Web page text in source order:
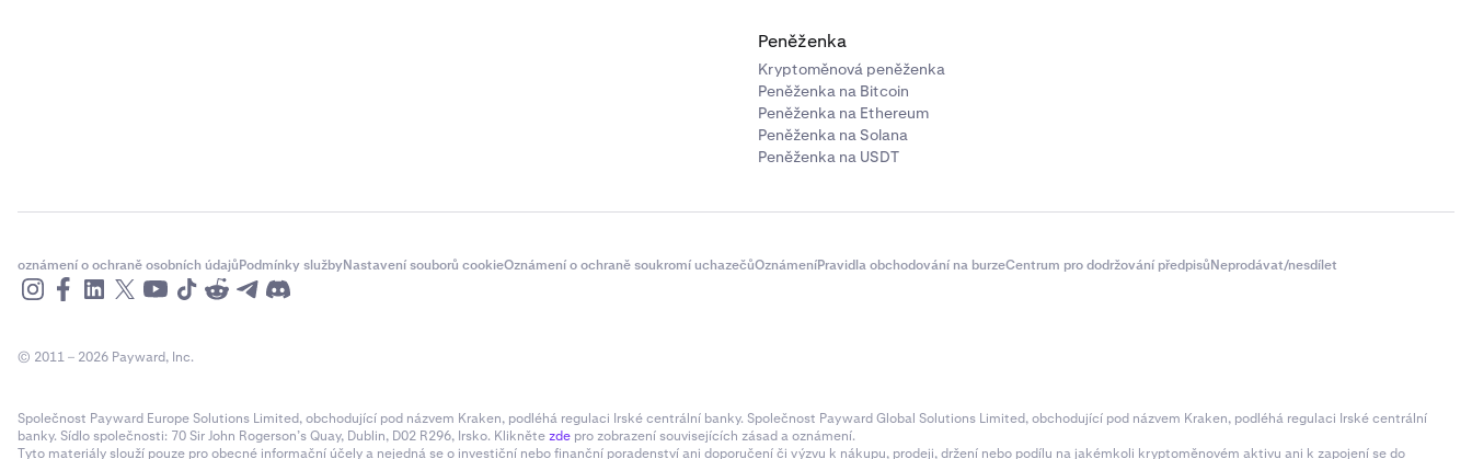
Peněženka
Kryptoměnová peněženka
Peněženka na Bitcoin
Peněženka na Ethereum
Peněženka na Solana
Peněženka na USDT
oznámení o ochraně osobních údajůPodmínky službyNastavení souborů cookieOznámení o ochraně soukromí uchazečůOznámeníPravidla obchodování na burzeCentrum pro dodržování předpisůNeprodávat/nesdílet
© 2011 – 2026 Payward, Inc.
Společnost Payward Europe Solutions Limited, obchodující pod názvem Kraken, podléhá regulaci Irské centrální banky. Společnost Payward Global Solutions Limited, obchodující pod názvem Kraken, podléhá regulaci Irské centrální
banky. Sídlo společnosti: 70 Sir John Rogerson’s Quay, Dublin, D02 R296, Irsko. Kliknětezde pro zobrazení souvisejících zásad a oznámení.
Tyto materiály slouží pouze pro obecné informační účely a nejedná se o investiční nebo finanční poradenství ani doporučení či výzvu k nákupu, prodeji, držení nebo podílu na jakémkoli kryptoměnovém aktivu ani k zapojení se do